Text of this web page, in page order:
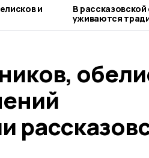
и
В рассказовской семье мирно
уживаются
чеченцев